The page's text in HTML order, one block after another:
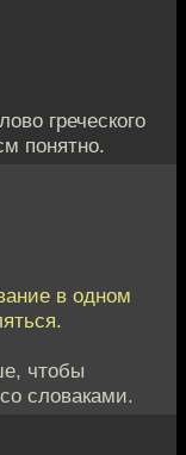
греческого
понятно.
в одном
чтобы
словаками.